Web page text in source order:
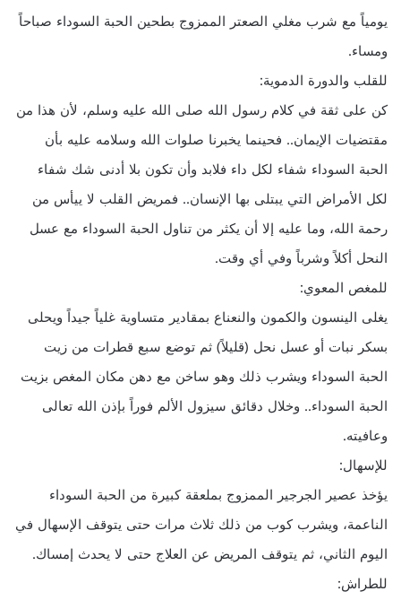
يومياً مع شرب مغلي الصعتر الممزوج بطحين الحبة السوداء صباحاً
ومساء.
للقلب والدورة الدموية:
كن على ثقة في كلام رسول الله صلى الله عليه وسلم، لأن هذا من
مقتضيات الإيمان.. فحينما يخبرنا صلوات الله وسلامه عليه بأن
الحبة السوداء شفاء لكل داء فلابد وأن تكون بلا أدنى شك شفاء
لكل الأمراض التي يبتلى بها الإنسان.. فمريض القلب لا ييأس من
رحمة الله، وما عليه إلا أن يكثر من تناول الحبة السوداء مع عسل
النحل أكلاً وشرباً وفي أي وقت.
للمغص المعوي:
يغلى الينسون والكمون والنعناع بمقادير متساوية غلياً جيداً ويحلى
بسكر نبات أو عسل نحل (قليلاً) ثم توضع سبع قطرات من زيت
الحبة السوداء ويشرب ذلك وهو ساخن مع دهن مكان المغص بزيت
الحبة السوداء.. وخلال دقائق سيزول الألم فوراً بإذن الله تعالى
وعافيته.
للإسهال:
يؤخذ عصير الجرجير الممزوج بملعقة كبيرة من الحبة السوداء
الناعمة، ويشرب كوب من ذلك ثلاث مرات حتى يتوقف الإسهال في
اليوم الثاني، ثم يتوقف المريض عن العلاج حتى لا يحدث إمساك.
للطراش: